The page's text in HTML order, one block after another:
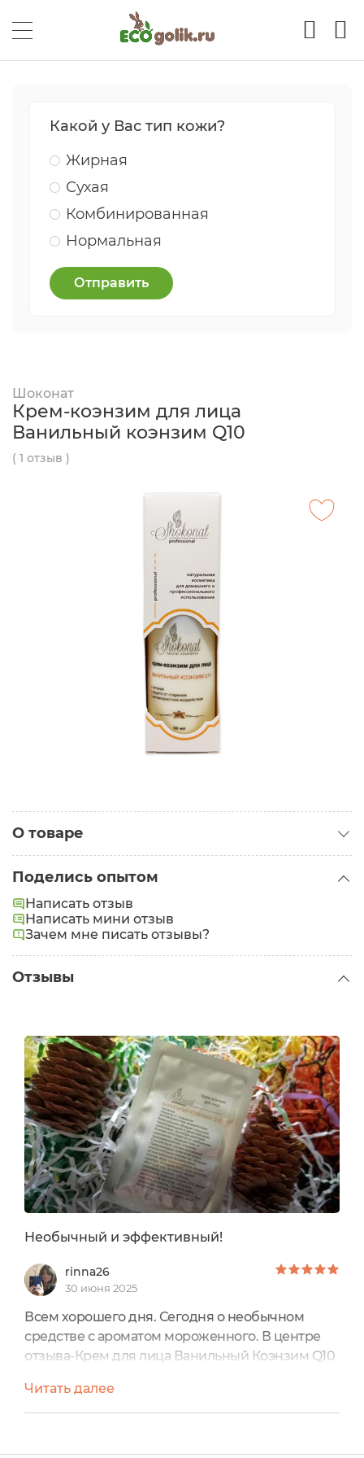
Какой у Вас тип кожи?
Жирная
Сухая
Комбинированная
Нормальная
Отправить
Шоконат
Крем-коэнзим для лица
Ванильный коэнзим Q10
( 1 отзыв )
О товаре
Тип кожи:
Зрелая
Проблемы:
Морщины
Поделись опытом
Написать отзыв
Написать мини отзыв
Зачем мне писать отзывы?
Отзывы
Необычный и эффективный!
rinna26
30 июня 2025
Всем хорошего дня. Сегодня о необычном
средстве с ароматом мороженного. В центре
отзыва-Крем для лица Ванильный Коэнзим Q10
полноразмер 50 мл.Стоимость: 567 руб.От
производителя и состав Мои
информацией пришел с заказом и подошел
Читать далее